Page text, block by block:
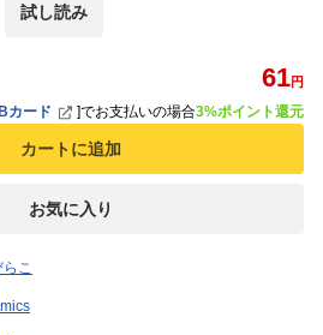
試し読み
61円
カード ]でお支払いの場合3%ポイント還元
カートに追加
お気に入り
こ